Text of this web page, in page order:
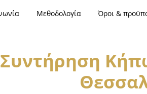
Μεθοδολογία Όροι &